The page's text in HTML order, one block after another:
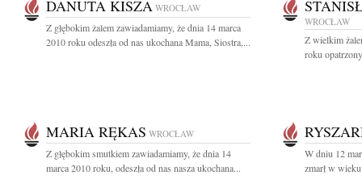
DANUTA KISZA WROCŁAW
Z głębokim żalem zawiadamiamy, że dnia 14 marca
2010 roku odeszła od nas ukochana Mama, Siostra,...
WROCŁAW
Z wielkim
roku
MARIA RĘKAS WROCŁAW
Z głębokim smutkiem zawiadamiamy, że dnia 14
marca 2010 roku, odeszła od nas nasza ukochana...
W dniu 12
zmarł w